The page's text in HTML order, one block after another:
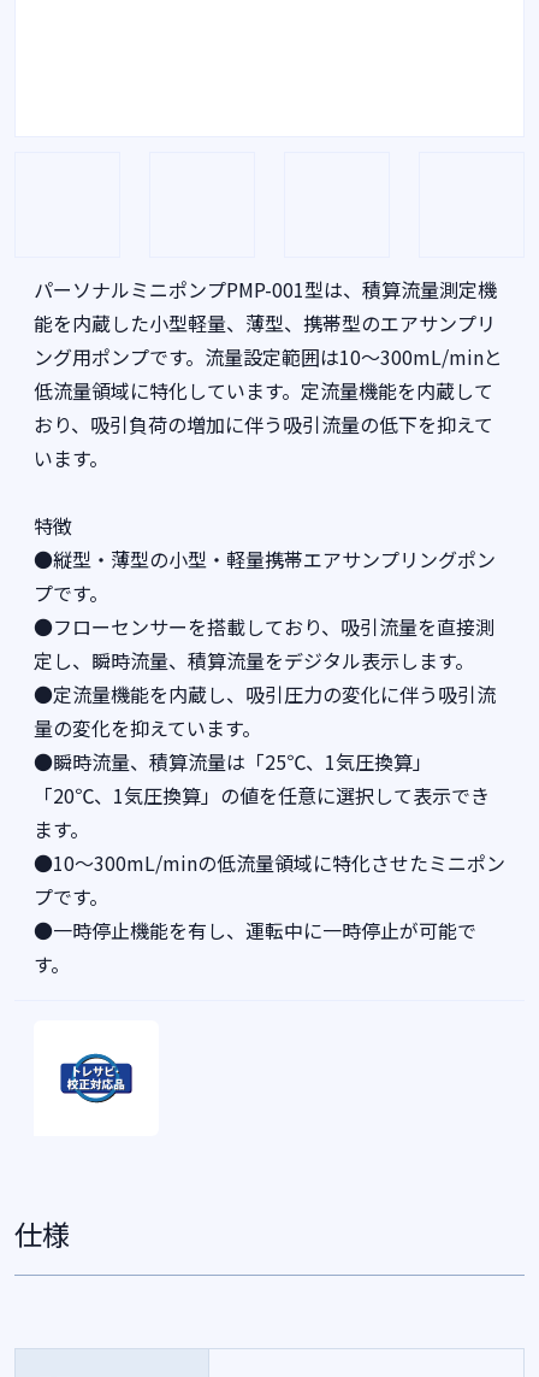
パーソナルミニポンプPMP-001型は、積算流量測定機
能を内蔵した小型軽量、薄型、携帯型のエアサンプリ
ング用ポンプです。流量設定範囲は10～300mL/minと
低流量領域に特化しています。定流量機能を内蔵して
おり、吸引負荷の増加に伴う吸引流量の低下を抑えて
います。
特徴
●縦型・薄型の小型・軽量携帯エアサンプリングポン
プです。
●フローセンサーを搭載しており、吸引流量を直接測
定し、瞬時流量、積算流量をデジタル表示します。
●定流量機能を内蔵し、吸引圧力の変化に伴う吸引流
量の変化を抑えています。
●瞬時流量、積算流量は「25℃、1気圧換算」
「20℃、1気圧換算」の値を任意に選択して表示でき
ます。
●10～300mL/minの低流量領域に特化させたミニポン
プです。
●一時停止機能を有し、運転中に一時停止が可能で
す。
仕様